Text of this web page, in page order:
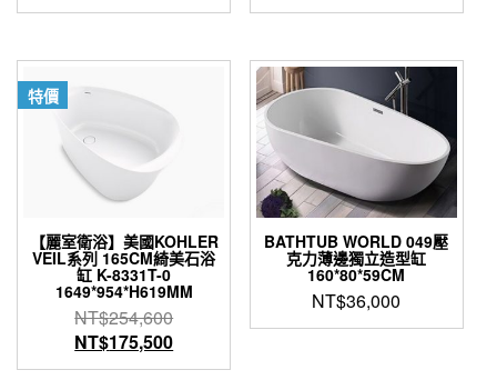
特價
【麗室衛浴】美國KOHLER
VEIL系列 165CM綺美石浴
缸 K-8331T-0
1649*954*H619MM
NT$254,600原
始
價
NT$175,500目
前
BATHTUB WORLD 049壓
克力薄邊獨立造型缸
160*80*59CM
NT$36,000